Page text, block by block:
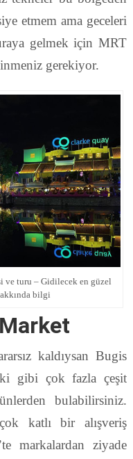
etmem ama geceleri
gelmek için MRT
gerekiyor.
ve turu – Gidilecek en güzel
bilgi
kaldıysan Bugis
gibi çok fazla çeşit
bulabilirsiniz.
katlı bir alışveriş
markalardan ziyade